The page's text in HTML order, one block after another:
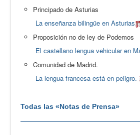
Principado de Asturias
La enseñanza bilingüe en Asturias
Proposición no de ley de Podemos
El castellano lengua vehicular en
Comunidad de Madrid.
La lengua francesa está en peligro.
Todas las «Notas de Prensa»